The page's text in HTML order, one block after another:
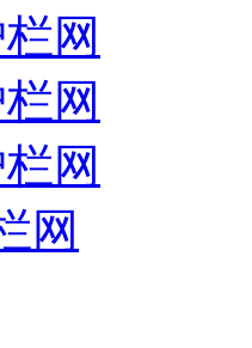
网
网
网
网